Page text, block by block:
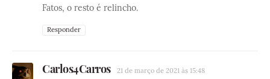
Fatos, o resto é relincho.
Responder
Carlos4Carros 21 de março de 2021 às 15:48